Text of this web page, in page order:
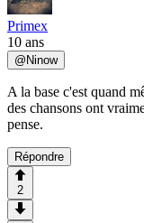
Primex
10 ans
@ Ninow
A la base c'est quand
des chansons ont
pense.
Répondre
2